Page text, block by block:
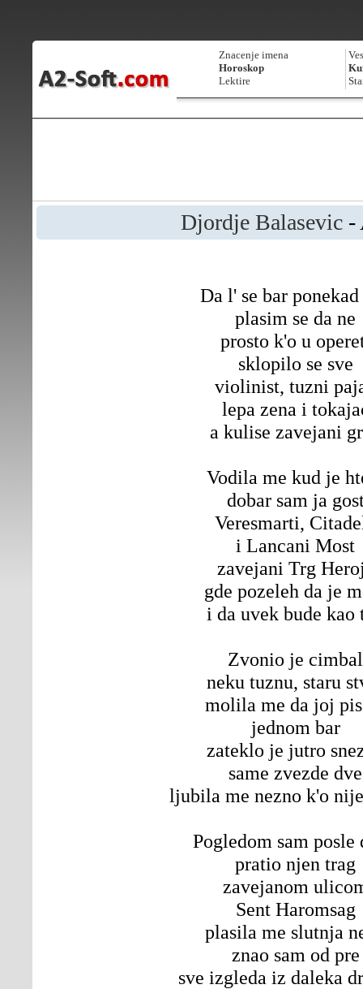
Znacenje imena
Horoskop
Lektire
Djordje Balasevic -
Da l' se bar
plasim se da ne
prosto k'o u
sklopilo se sve
violinist, tuzni
lepa zena i
a kulise zavejani
Vodila me kud je
dobar sam ja
Veresmarti,
i Lancani Most
zavejani Trg
gde pozeleh da je
i da uvek bude kao
Zvonio je cimbal
neku tuznu, staru
molila me da joj
jednom bar
zateklo je jutro
same zvezde dve
ljubila me nezno k'o
Pogledom sam posle
pratio njen trag
zavejanom
Sent Haromsag
plasila me slutnja
znao sam od pre
sve izgleda iz daleka